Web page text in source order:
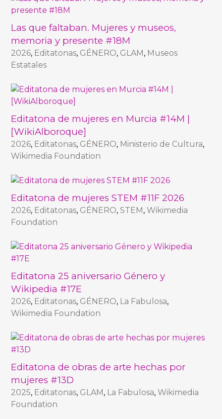
Las que faltaban. Mujeres y museos,
memoria y presente #18M
2026, Editatonas, GÉNERO, GLAM, Museos
Estatales
Editatona de mujeres en Murcia #14M |
[WikiAlboroque]
2026, Editatonas, GÉNERO, Ministerio de Cultura,
Wikimedia Foundation
Editatona de mujeres STEM #11F 2026
2026, Editatonas, GÉNERO,STEM,Wikimedia
Foundation
Editatona 25 aniversario Género y
Wikipedia #17E
2026, Editatonas, GÉNERO, La Fabulosa,
Wikimedia Foundation
Editatona de obras de arte hechas por
mujeres #13D
2025, Editatonas, GLAM, La Fabulosa,Wikimedia
Foundation